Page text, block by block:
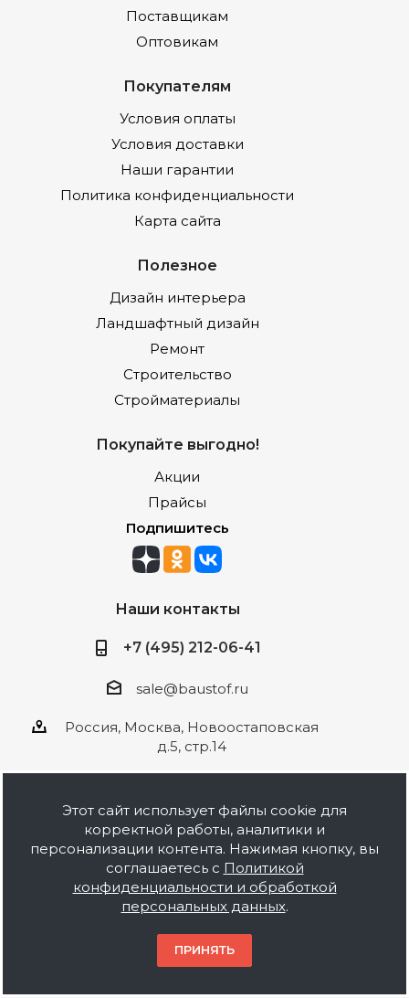
Поставщикам
Оптовикам
Покупателям
Условия оплаты
Условия доставки
Наши гарантии
Политика конфиденциальности
Карта сайта
Полезное
Дизайн интерьера
Ландшафтный дизайн
Ремонт
Строительство
Стройматериалы
Покупайте выгодно!
Акции
Прайсы
Подпишитесь
Наши контакты
+7 (495) 212-06-41
sale@baustof.ru
Россия, Москва, Новоостаповская
д.5, стр.14
2026 © ООО Баустов. Собственное
производство лакокрасочной продукции,
оптовая и розничная продажа строительных
материалов, комплектация объектов под ключ.
Информация на сайте носит ознакомительный
характер и не является публичной офертой.
Этот сайт использует файлы cookie для
корректной работы, аналитики и
персонализации контента. Нажимая кнопку, вы
соглашаетесь с Политикой
конфиденциальности и обработкой
персональных данных.
ПРИНЯТЬ